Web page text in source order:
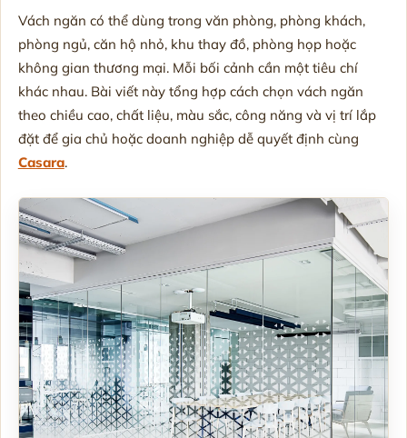
Vách ngăn có thể dùng trong văn phòng, phòng khách,
phòng ngủ, căn hộ nhỏ, khu thay đồ, phòng họp hoặc
không gian thương mại. Mỗi bối cảnh cần một tiêu chí
khác nhau. Bài viết này tổng hợp cách chọn vách ngăn
theo chiều cao, chất liệu, màu sắc, công năng và vị trí lắp
đặt để gia chủ hoặc doanh nghiệp dễ quyết định cùng
Casara.